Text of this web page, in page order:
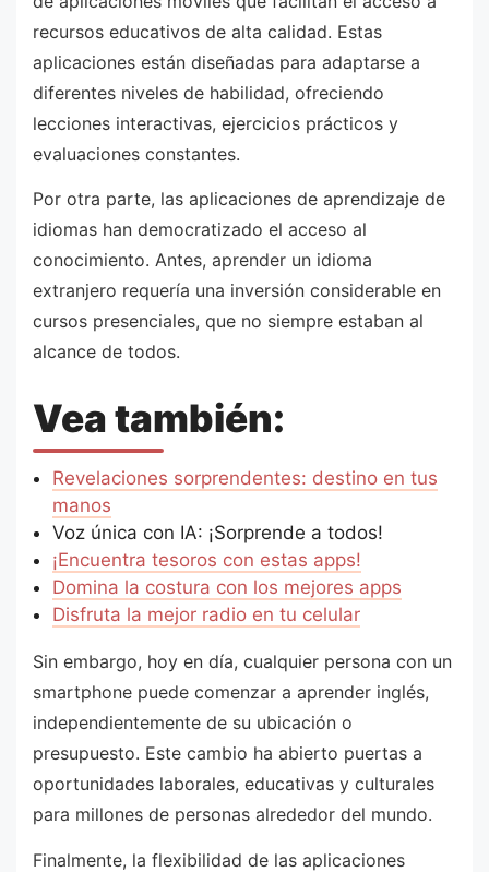
recursos educativos de alta calidad. Estas
aplicaciones están diseñadas para adaptarse a
diferentes niveles de habilidad, ofreciendo
lecciones interactivas, ejercicios prácticos y
evaluaciones constantes.
Por otra parte, las aplicaciones de aprendizaje de
idiomas han democratizado el acceso al
conocimiento. Antes, aprender un idioma
extranjero requería una inversión considerable en
cursos presenciales, que no siempre estaban al
alcance de todos.
Vea también:
Revelaciones sorprendentes: destino en tus
manos
Voz única con IA: ¡Sorprende a todos!
¡Encuentra tesoros con estas apps!
Domina la costura con los mejores apps
Disfruta la mejor radio en tu celular
Sin embargo, hoy en día, cualquier persona con un
smartphone puede comenzar a aprender inglés,
independientemente de su ubicación o
presupuesto. Este cambio ha abierto puertas a
oportunidades laborales, educativas y culturales
para millones de personas alrededor del mundo.
Finalmente, la flexibilidad de las aplicaciones